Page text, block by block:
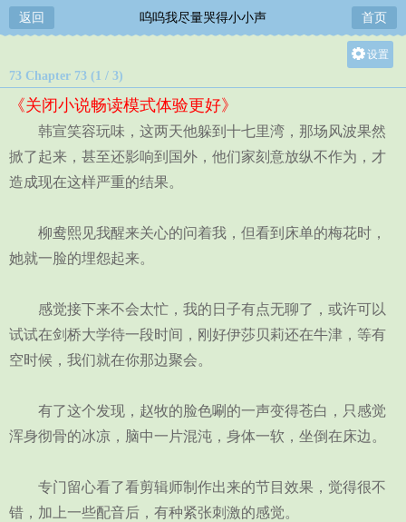
返回 呜呜我尽量哭得小小声 首页
设置
中
小
73 Chapter 73 (1 / 3)
《关闭小说畅读模式体验更好》
韩宣笑容玩味，这两天他躲到十七里湾，那场风波果然
掀了起来，甚至还影响到国外，他们家刻意放纵不作为，才
造成现在这样严重的结果。
柳鸯熙见我醒来关心的问着我，但看到床单的梅花时，
她就一脸的埋怨起来。
感觉接下来不会太忙，我的日子有点无聊了，或许可以
试试在剑桥大学待一段时间，刚好伊莎贝莉还在牛津，等有
空时候，我们就在你那边聚会。
有了这个发现，赵牧的脸色唰的一声变得苍白，只感觉
浑身彻骨的冰凉，脑中一片混沌，身体一软，坐倒在床边。
专门留心看了看剪辑师制作出来的节目效果，觉得很不
错，加上一些配音后，有种紧张刺激的感觉。